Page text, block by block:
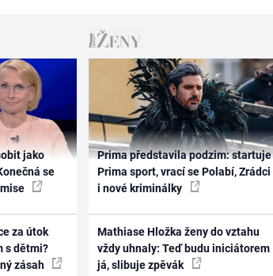
jako
se
za útok
s dětmi?
zásah
Prima představila podzim: startuje
Prima sport, vrací se Polabí, Zrádci
i nové kriminálky
Mathiase Hložka ženy do vztahu
vždy uhnaly: Teď budu iniciátorem
já, slibuje zpěvák